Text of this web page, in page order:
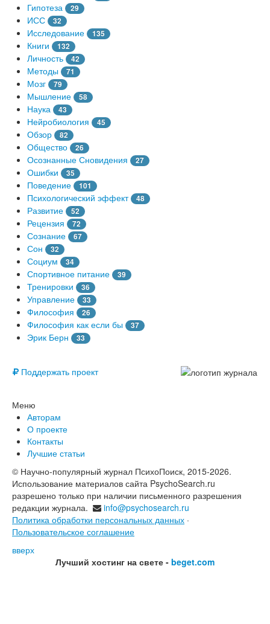
Гипотеза 29
ИСС 32
Исследование 135
Книги 132
Личность 42
Методы 71
Мозг 79
Мышление 58
Наука 43
Нейробиология 45
Обзор 82
Общество 26
Осознанные Сновидения 27
Ошибки 35
Поведение 101
Психологический эффект 48
Развитие 52
Рецензия 72
Сознание 67
Сон 32
Социум 34
Спортивное питание 39
Тренировки 36
Управление 33
Философия 26
Философия как если бы 37
Эрик Берн
33
Поддержать проект
Меню
Авторам
О проекте
Контакты
Лучшие статьи
© Научно-популярный журнал ПсихоПоиск, 2015-2026.
Использование материалов сайта PsychoSearch.ru
разрешено только при наличии письменного разрешения
редакции журнала.
info@psychosearch.ru
Политика обработки персональных данных ·
Пользовательское соглашение
вверх
Лучший хостинг на свете - beget.com